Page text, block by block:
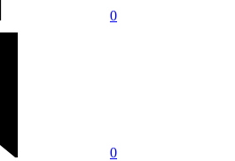
0
0